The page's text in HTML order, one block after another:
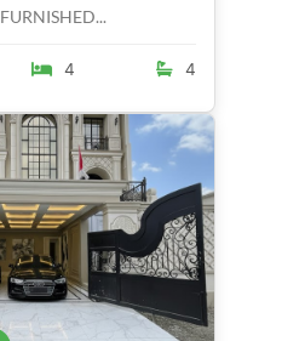
4 4